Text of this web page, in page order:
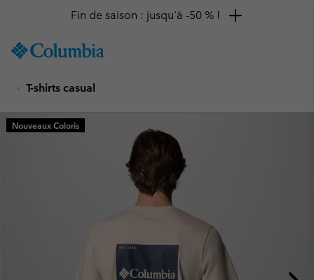
TO
SKIP
MAIN
NAV
Fin de saison : jusqu'à -50 % !
T-shirts casual
Nouveaux Coloris